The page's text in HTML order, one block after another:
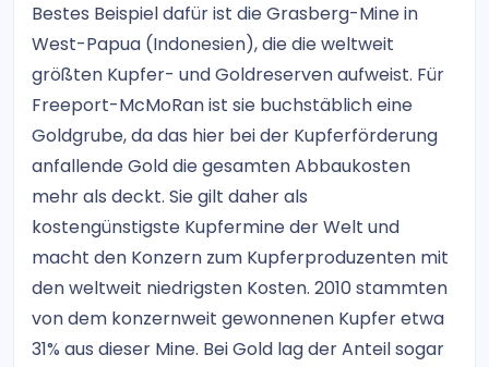
Bestes Beispiel dafür ist die Grasberg-Mine in
West-Papua (Indonesien), die die weltweit
größten Kupfer- und Goldreserven aufweist. Für
Freeport-McMoRan ist sie buchstäblich eine
Goldgrube, da das hier bei der Kupferförderung
anfallende Gold die gesamten Abbaukosten
mehr als deckt. Sie gilt daher als
kostengünstigste Kupfermine der Welt und
macht den Konzern zum Kupferproduzenten mit
den weltweit niedrigsten Kosten. 2010 stammten
von dem konzernweit gewonnenen Kupfer etwa
31% aus dieser Mine. Bei Gold lag der Anteil sogar